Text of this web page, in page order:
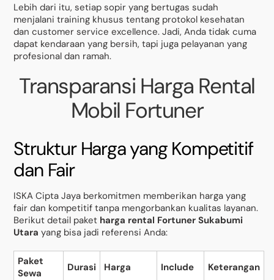
Lebih dari itu, setiap sopir yang bertugas sudah
menjalani training khusus tentang protokol kesehatan
dan customer service excellence. Jadi, Anda tidak cuma
dapat kendaraan yang bersih, tapi juga pelayanan yang
profesional dan ramah.
Transparansi Harga Rental
Mobil Fortuner
Struktur Harga yang Kompetitif
dan Fair
ISKA Cipta Jaya berkomitmen memberikan harga yang
fair dan kompetitif tanpa mengorbankan kualitas layanan.
Berikut detail paket harga rental Fortuner Sukabumi
Utara yang bisa jadi referensi Anda:
Paket
Sewa
Durasi Harga Include Keterangan